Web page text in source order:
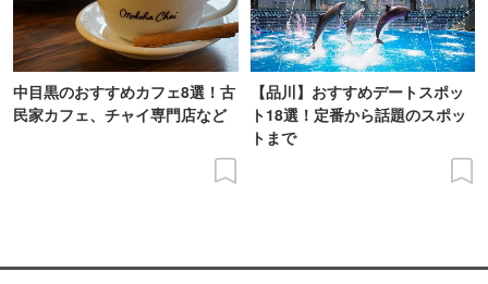
中目黒のおすすめカフェ8選！古
民家カフェ、チャイ専門店など
【品川】おすすめデートスポッ
ト18選！定番から話題のスポッ
トまで